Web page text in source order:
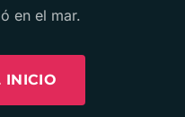
en el mar.
INICIO